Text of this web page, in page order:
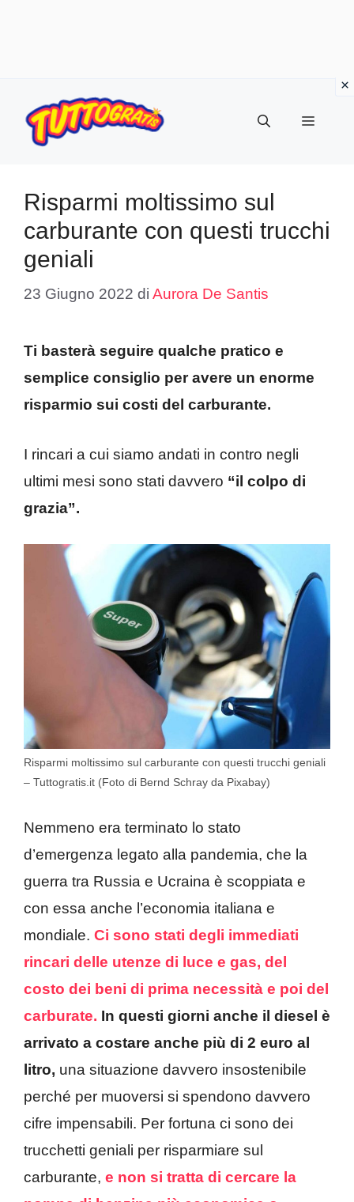
contenuto
Menu
Risparmi moltissimo sul
carburante con questi trucchi
geniali
23 Giugno 2022 di Aurora De Santis
Ti basterà seguire qualche pratico e
semplice consiglio per avere un enorme
risparmio sui costi del carburante.
I rincari a cui siamo andati in contro negli
ultimi mesi sono stati davvero “il colpo di
grazia”.
Risparmi moltissimo sul carburante con questi trucchi geniali
– Tuttogratis.it (Foto di Bernd Schray da Pixabay)
Nemmeno era terminato lo stato
d’emergenza legato alla pandemia, che la
guerra tra Russia e Ucraina è scoppiata e
con essa anche l’economia italiana e
mondiale. Ci sono stati degli immediati
rincari delle utenze di luce e gas, del
costo dei beni di prima necessità e poi del
carburate. In questi giorni anche il diesel è
arrivato a costare anche più di 2 euro al
litro, una situazione davvero insostenibile
perché per muoversi si spendono davvero
cifre impensabili. Per fortuna ci sono dei
trucchetti geniali per risparmiare sul
carburante, e non si tratta di cercare la